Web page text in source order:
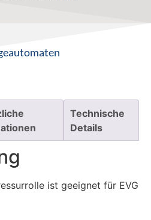
Technische
Details
ist geeignet für EVG